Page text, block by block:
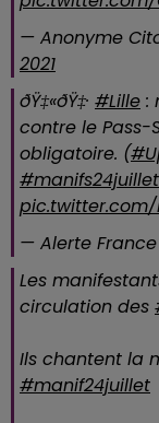
— Anonyme
2021
ðŸ‡«ðŸ‡· #Lille :
contre le
obligatoire. (
#manifs24juillet
pic.twitter.com/
— Alerte France
Les
circulation des
Ils chantent la
#manif24juillet